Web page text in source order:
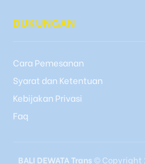
DUKUNGAN
Cara Pemesanan
Syarat dan Ketentuan
Kebijakan Privasi
Faq
BALI DEWATA Trans © Copyright